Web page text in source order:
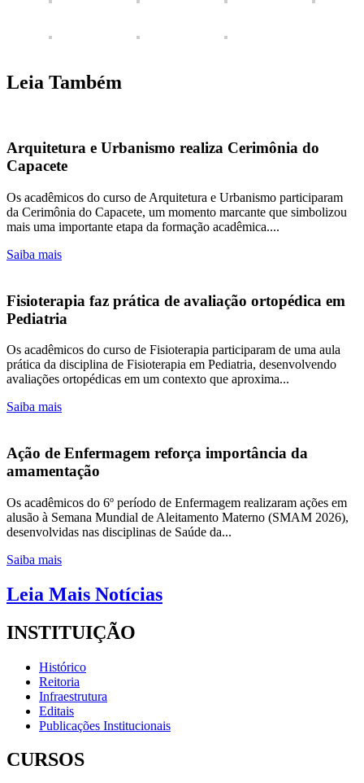
Leia Também
Arquitetura e Urbanismo realiza Cerimônia do
Capacete
Os acadêmicos do curso de Arquitetura e Urbanismo participaram
da Cerimônia do Capacete, um momento marcante que simbolizou
mais uma importante etapa da formação acadêmica....
Saiba mais
Fisioterapia faz prática de avaliação ortopédica em
Pediatria
Os acadêmicos do curso de Fisioterapia participaram de uma aula
prática da disciplina de Fisioterapia em Pediatria, desenvolvendo
avaliações ortopédicas em um contexto que aproxima...
Saiba mais
Ação de Enfermagem reforça importância da
amamentação
Os acadêmicos do 6º período de Enfermagem realizaram ações em
alusão à Semana Mundial de Aleitamento Materno (SMAM 2026),
desenvolvidas nas disciplinas de Saúde da...
Saiba mais
Leia Mais Notícias
INSTITUIÇÃO
Histórico
Reitoria
Infraestrutura
Editais
Publicações Institucionais
CURSOS